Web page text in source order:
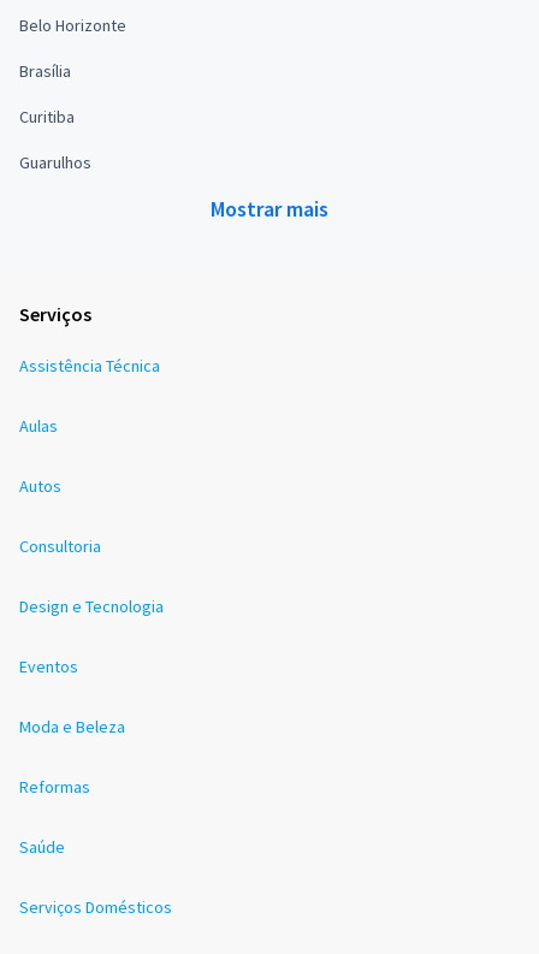
Belo Horizonte
Brasília
Curitiba
Guarulhos
Mostrar mais
Serviços
Assistência Técnica
Aulas
Autos
Consultoria
Design e Tecnologia
Eventos
Moda e Beleza
Reformas
Saúde
Serviços Domésticos